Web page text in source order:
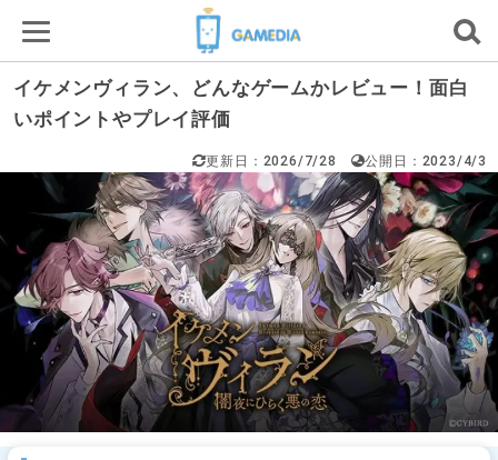
イケメンヴィラン、どんなゲームかレビュー！面白
いポイントやプレイ評価
更新日：2026/7/28 公開日：2023/4/3